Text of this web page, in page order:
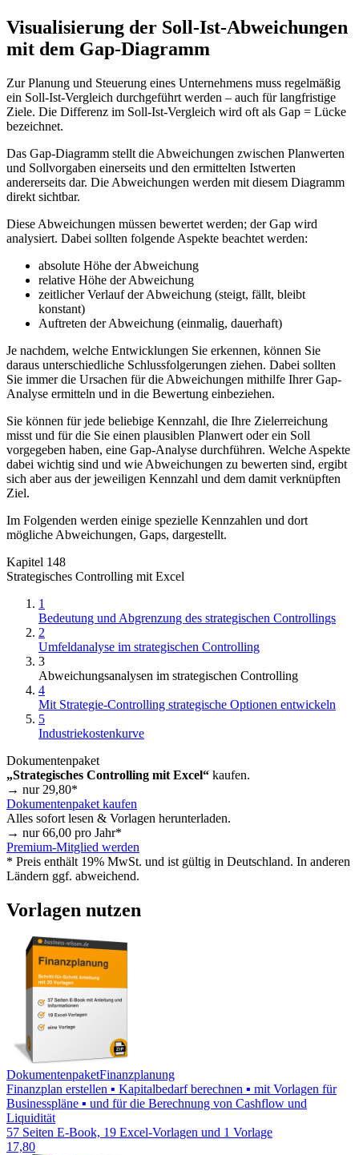
Visualisierung der Soll-Ist-Abweichungen
mit dem Gap-Diagramm
Zur Planung und Steuerung eines Unternehmens muss regelmäßig
ein Soll-Ist-Vergleich durchgeführt werden – auch für langfristige
Ziele. Die Differenz im Soll-Ist-Vergleich wird oft als Gap = Lücke
bezeichnet.
Das Gap-Diagramm stellt die Abweichungen zwischen Planwerten
und Sollvorgaben einerseits und den ermittelten Istwerten
andererseits dar. Die Abweichungen werden mit diesem Diagramm
direkt sichtbar.
Diese Abweichungen müssen bewertet werden; der Gap wird
analysiert. Dabei sollten folgende Aspekte beachtet werden:
absolute Höhe der Abweichung
relative Höhe der Abweichung
zeitlicher Verlauf der Abweichung (steigt, fällt, bleibt
konstant)
Auftreten der Abweichung (einmalig, dauerhaft)
Je nachdem, welche Entwicklungen Sie erkennen, können Sie
daraus unterschiedliche Schlussfolgerungen ziehen. Dabei sollten
Sie immer die Ursachen für die Abweichungen mithilfe Ihrer Gap-
Analyse ermitteln und in die Bewertung einbeziehen.
Sie können für jede beliebige Kennzahl, die Ihre Zielerreichung
misst und für die Sie einen plausiblen Planwert oder ein Soll
vorgegeben haben, eine Gap-Analyse durchführen. Welche Aspekte
dabei wichtig sind und wie Abweichungen zu bewerten sind, ergibt
sich aber aus der jeweiligen Kennzahl und dem damit verknüpften
Ziel.
Im Folgenden werden einige spezielle Kennzahlen und dort
mögliche Abweichungen, Gaps, dargestellt.
Kapitel 148
Strategisches Controlling mit Excel
1
Bedeutung und Abgrenzung des strategischen Controllings
2
Umfeldanalyse im strategischen Controlling
3
Abweichungsanalysen im strategischen Controlling
4
Mit Strategie-Controlling strategische Optionen entwickeln
5
Industriekostenkurve
Dokumentenpaket
„Strategisches Controlling mit Excel“ kaufen.
→ nur 29,80*
Dokumentenpaket kaufen
Alles sofort lesen & Vorlagen herunterladen.
→ nur66,00 pro Jahr*
Premium-Mitglied werden
* Preis enthält 19% MwSt. und ist gültig in Deutschland. In anderen
Ländern ggf. abweichend.
Vorlagen nutzen
DokumentenpaketFinanzplanung
Finanzplan erstellen ▪ Kapitalbedarf berechnen ▪ mit Vorlagen für
Businesspläne ▪ und für die Berechnung von Cashflow und
Liquidität
57 Seiten E-Book, 19 Excel-Vorlagen und 1 Vorlage
17,80